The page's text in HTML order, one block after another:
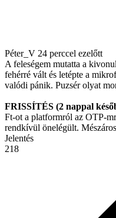
Péter_V 24 perccel ezelőtt
A feleségem mutatta a
fehérré vált és letépte a
valódi pánik. Puzsér olyat
FRISSÍTÉS (2 nappal
Ft-ot a platformról az OTP-
rendkívül önelégült.
Jelentés
218